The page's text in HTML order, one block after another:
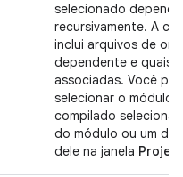
selecionado depende
recursivamente. A
inclui arquivos de
dependente e
associadas. Você
selecionar o módulo
compilado
do módulo ou um
dele na janela Project